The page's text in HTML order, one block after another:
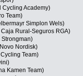
Cycling Academy)
Team)
Simplon Wels)
Rural-Seguros RGA)
Nordisk)
Team)
Kamen Team)